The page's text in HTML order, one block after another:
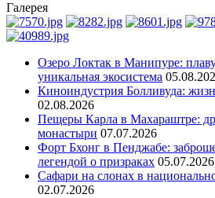
Галерея
Озеро Локтак в Манипуре:
уникальная экосистема
Киноиндустрия Болливуда:
02.08.2026
Пещеры Карла в Махараштре:
монастыри 07.07.2026
Форт Бхонг в Пенджабе:
легендой о призраках 05.07.2026
Сафари на слонах в
02.07.2026